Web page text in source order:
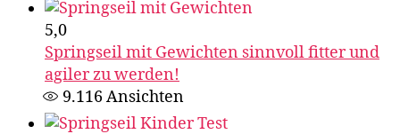
5,0
Springseil mit Gewichten sinnvoll fitter und
agiler zu werden!
9.116Ansichten